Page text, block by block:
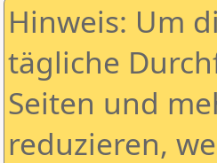
Hinweis: Um
tägliche
Seiten und
reduzieren,